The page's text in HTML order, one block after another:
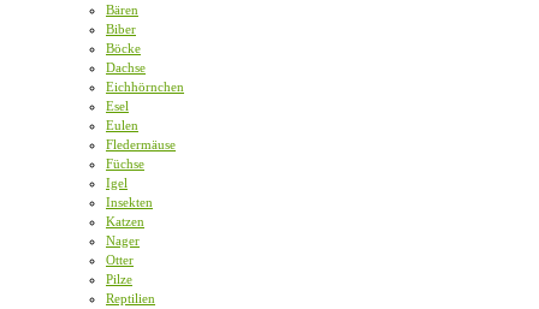
Bären
Biber
Böcke
Dachse
Eichhörnchen
Esel
Eulen
Fledermäuse
Füchse
Igel
Insekten
Katzen
Nager
Otter
Pilze
Reptilien